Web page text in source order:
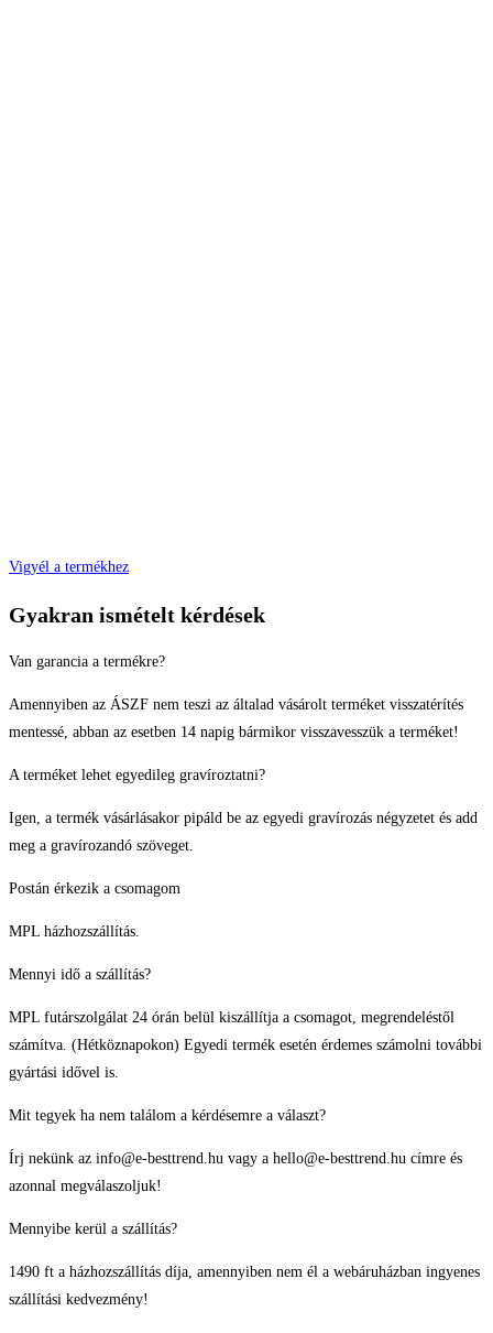
Vigyél a termékhez
Gyakran ismételt kérdések
Van garancia a termékre?
Amennyiben az ÁSZF nem teszi az általad vásárolt terméket visszatérítés
mentessé, abban az esetben 14 napig bármikor visszavesszük a terméket!
A terméket lehet egyedileg gravíroztatni?
Igen, a termék vásárlásakor pipáld be az egyedi gravírozás négyzetet és add
meg a gravírozandó szöveget.
Postán érkezik a csomagom
MPL házhozszállítás.
Mennyi idő a szállítás?
MPL futárszolgálat 24 órán belül kiszállítja a csomagot, megrendeléstől
számítva. (Hétköznapokon) Egyedi termék esetén érdemes számolni további
gyártási idővel is.
Mit tegyek ha nem találom a kérdésemre a választ?
Írj nekünk az info@e-besttrend.hu vagy a hello@e-besttrend.hu címre és
azonnal megválaszoljuk!
Mennyibe kerül a szállítás?
1490 ft a házhozszállítás díja, amennyiben nem él a webáruházban ingyenes
szállítási kedvezmény!